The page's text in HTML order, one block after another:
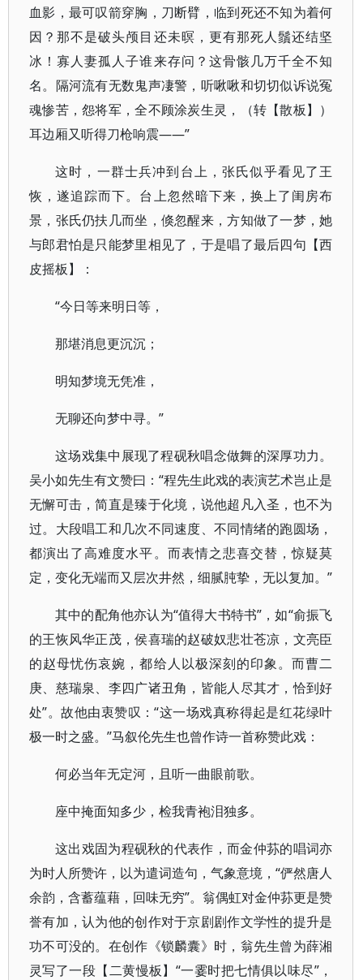
血影，最可叹箭穿胸，刀断臂，临到死还不知为着何
因？那不是破头颅目还未暝，更有那死人鬚还结坚
冰！寡人妻孤人子谁来存问？这骨骸几万千全不知
名。隔河流有无数鬼声凄警，听啾啾和切切似诉说冤
魂惨苦，怨将军，全不顾涂炭生灵，（转【散板】）
耳边厢又听得刀枪响震——”
这时，一群士兵冲到台上，张氏似乎看见了王
恢，遂追踪而下。台上忽然暗下来，换上了闺房布
景，张氏仍扶几而坐，倏忽醒来，方知做了一梦，她
与郎君怕是只能梦里相见了，于是唱了最后四句【西
皮摇板】：
“今日等来明日等，
那堪消息更沉沉；
明知梦境无凭准，
无聊还向梦中寻。”
这场戏集中展现了程砚秋唱念做舞的深厚功力。
吴小如先生有文赞曰：“程先生此戏的表演艺术岂止是
无懈可击，简直是臻于化境，说他超凡入圣，也不为
过。大段唱工和几次不同速度、不同情绪的跑圆场，
都演出了高难度水平。而表情之悲喜交替，惊疑莫
定，变化无端而又层次井然，细腻肫挚，无以复加。”
其中的配角他亦认为“值得大书特书”，如“俞振飞
的王恢风华正茂，侯喜瑞的赵破奴悲壮苍凉，文亮臣
的赵母忧伤哀婉，都给人以极深刻的印象。而曹二
庚、慈瑞泉、李四广诸丑角，皆能人尽其才，恰到好
处”。故他由衷赞叹：“这一场戏真称得起是红花绿叶
极一时之盛。”马叙伦先生也曾作诗一首称赞此戏：
何必当年无定河，且听一曲眼前歌。
座中掩面知多少，检我青袍泪独多。
这出戏固为程砚秋的代表作，而金仲荪的唱词亦
为时人所赞许，以为遣词造句，气象意境，“俨然唐人
余韵，含蓄蕴藉，回味无穷”。翁偶虹对金仲荪更是赞
誉有加，认为他的创作对于京剧剧作文学性的提升是
功不可没的。在创作《锁麟囊》时，翁先生曾为薛湘
灵写了一段【二黄慢板】“一霎时把七情俱以味尽”，